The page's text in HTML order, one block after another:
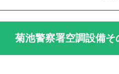
菊池警察署空調設備